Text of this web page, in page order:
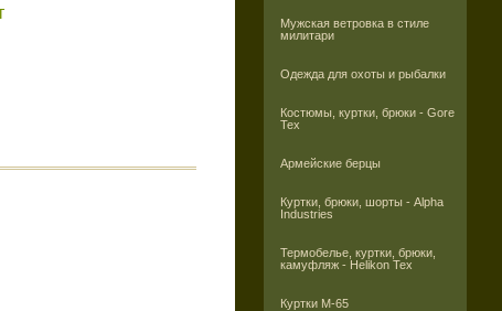
Мужская ветровка в стиле
милитари
Одежда для охоты и рыбалки
Костюмы, куртки, брюки - Gore
Tex
Армейские берцы
Куртки, брюки, шорты - Alpha
Industries
Термобелье, куртки, брюки,
камуфляж - Helikon Tex
Куртки M-65